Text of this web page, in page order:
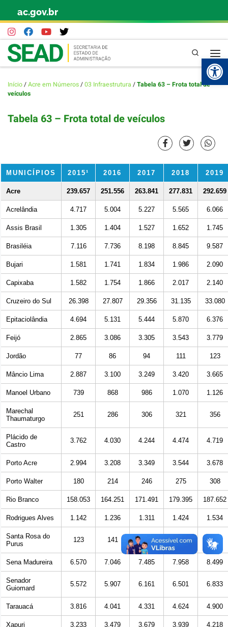
Skip to content
ac.gov.br
Pesquisa
Início/Acre em Números/03 Infraestrutura /Tabela 63 – Frota total de
veículos
Tabela 63 – Frota total de veículos
MUNICÍPIOS 2015¹ 2016 2017 2018 2019
Acre 239.657 251.556 263.841 277.831 292.659
Acrelândia 4.717 5.004 5.227 5.565 6.066
Assis Brasil 1.305 1.404 1.527 1.652 1.745
Brasiléia 7.116 7.736 8.198 8.845 9.587
Bujari 1.581 1.741 1.834 1.986 2.090
Capixaba 1.582 1.754 1.866 2.017 2.140
Cruzeiro do Sul 26.398 27.807 29.356 31.135 33.080
Epitaciolândia 4.694 5.131 5.444 5.870 6.376
Feijó 2.865 3.086 3.305 3.543 3.779
Jordão 77 86 94 111 123
Mâncio Lima 2.887 3.100 3.249 3.420 3.665
Manoel Urbano 739 868 986 1.070 1.126
Marechal
Thaumaturgo
251 286 306 321 356
Plácido de
Castro
3.762 4.030 4.244 4.474 4.719
Porto Acre 2.994 3.208 3.349 3.544 3.678
Porto Walter 180 214 246 275 308
Rio Branco 158.053 164.251 171.491 179.395 187.652
Rodrigues Alves 1.142 1.236 1.311 1.424 1.534
Santa Rosa do
Purus
123 141 152 162 185
Sena Madureira 6.570 7.046 7.485 7.958 8.499
Senador
Guiomard
5.572 5.907 6.161 6.501 6.833
Tarauacá 3.816 4.041 4.331 4.624 4.900
Xapuri 3.233 3.479 3.679 3.939 4.218